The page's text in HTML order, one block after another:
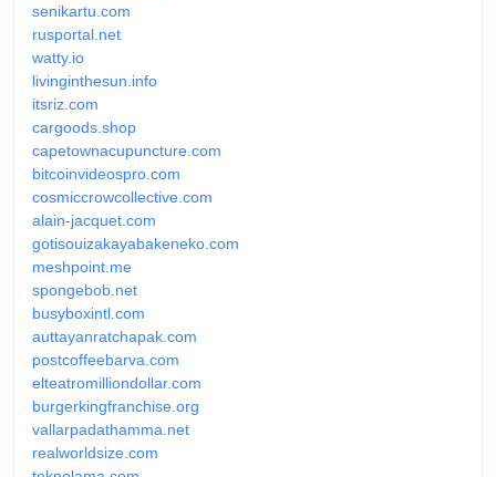
senikartu.com
rusportal.net
watty.io
livinginthesun.info
itsriz.com
cargoods.shop
capetownacupuncture.com
bitcoinvideospro.com
cosmiccrowcollective.com
alain-jacquet.com
gotisouizakayabakeneko.com
meshpoint.me
spongebob.net
busyboxintl.com
auttayanratchapak.com
postcoffeebarva.com
elteatromilliondollar.com
burgerkingfranchise.org
vallarpadathamma.net
realworldsize.com